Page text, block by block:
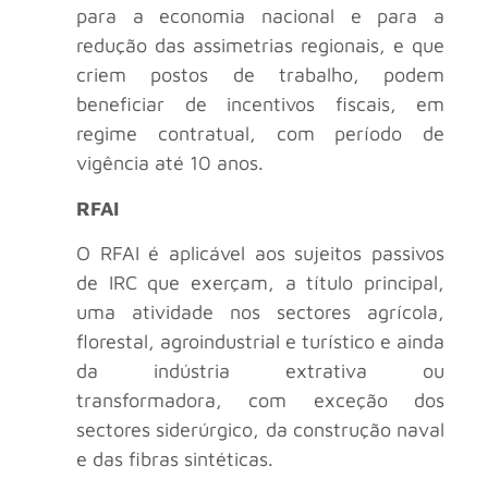
para a economia nacional e para a
redução das assimetrias regionais, e que
criem postos de trabalho, podem
beneficiar de incentivos fiscais, em
regime contratual, com período de
vigência até 10 anos.
RFAI
O RFAI é aplicável aos sujeitos passivos
de IRC que exerçam, a título principal,
uma atividade nos sectores agrícola,
florestal, agroindustrial e turístico e ainda
da indústria extrativa ou
transformadora, com exceção dos
sectores siderúrgico, da construção naval
e das fibras sintéticas.